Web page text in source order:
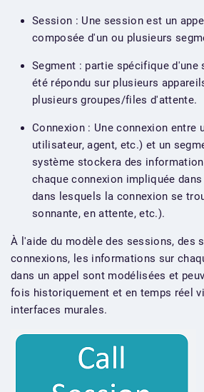
Session : Une session est un
composée d'un ou plusieurs
Segment : partie spécifique d'une
été répondu sur plusieurs
plusieurs groupes/files d'attente.
Connexion : Une connexion entre
utilisateur, agent, etc.) et un
système stockera des
chaque connexion impliquée
dans lesquels la connexion se
sonnante, en attente, etc.).
À l'aide du modèle des sessions, des
connexions, les informations sur
dans un appel sont modélisées et
fois historiquement et en temps réel
interfaces murales.